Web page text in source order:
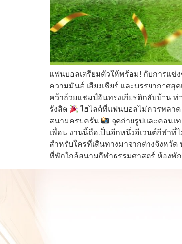
แฟนบอลเตรียมตัวให้พร้อม! กับการแข่
ความมันส์ เสียงเชียร์ และบรรยากาศสุ
คว้าถ้วยแชมป์อันทรงเกียรติกลับบ้าน ท่
รังสิต
ไฮไลต์ที่แฟนบอลไม่ควรพลาด
สนามครบครัน
จุดถ่ายรูปและคอนเ
เพื่อน งานนี้ถือเป็นอีกหนึ่งอีเวนต์กีฬาที่
สำหรับใครที่เดินทางมาจากต่างจังหวั
ที่พักใกล้สนามกีฬาธรรมศาสตร์ ห้องพั